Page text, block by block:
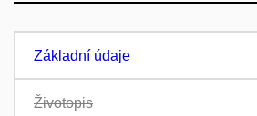
Základní údaje
Životopis